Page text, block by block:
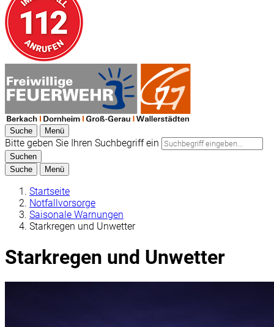
Suche Menü
Bitte geben Sie Ihren Suchbegriff ein
Suchen
Suche
Menü
Startseite
Notfallvorsorge
Saisonale Warnungen
Starkregen und Unwetter
Starkregen und Unwetter